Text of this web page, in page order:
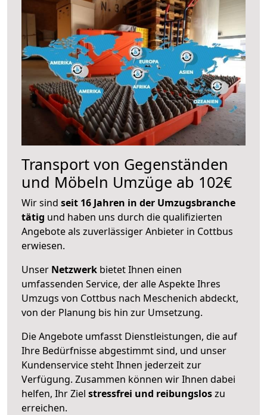
Transport von Gegenständen
und Möbeln Umzüge ab 102€
Wir sind seit 16 Jahren in der Umzugsbranche
tätig und haben uns durch die qualifizierten
Angebote als zuverlässiger Anbieter in Cottbus
erwiesen.
Unser Netzwerk bietet Ihnen einen
umfassenden Service, der alle Aspekte Ihres
Umzugs von Cottbus nach Meschenich abdeckt,
von der Planung bis hin zur Umsetzung.
Die Angebote umfasst Dienstleistungen, die auf
Ihre Bedürfnisse abgestimmt sind, und unser
Kundenservice steht Ihnen jederzeit zur
Verfügung. Zusammen können wir Ihnen dabei
helfen, Ihr Ziel stressfrei und reibungsloszu
erreichen.